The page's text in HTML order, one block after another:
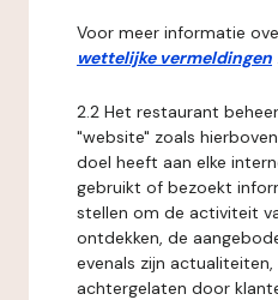
Voor meer informatie
wettelijke vermeldingen
2.2 Het restaurant
"website" zoals
doel heeft aan elke
gebruikt of bezoekt
stellen om de activiteit
ontdekken, de
evenals zijn
achtergelaten door